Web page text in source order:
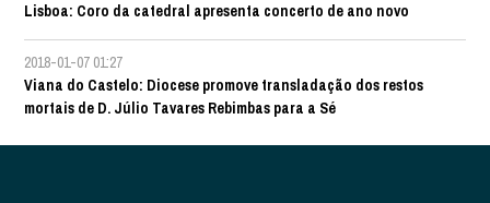
Lisboa: Coro da catedral apresenta concerto de ano novo
2018-01-07 01:27
Viana do Castelo: Diocese promove transladação dos restos
mortais de D. Júlio Tavares Rebimbas para a Sé